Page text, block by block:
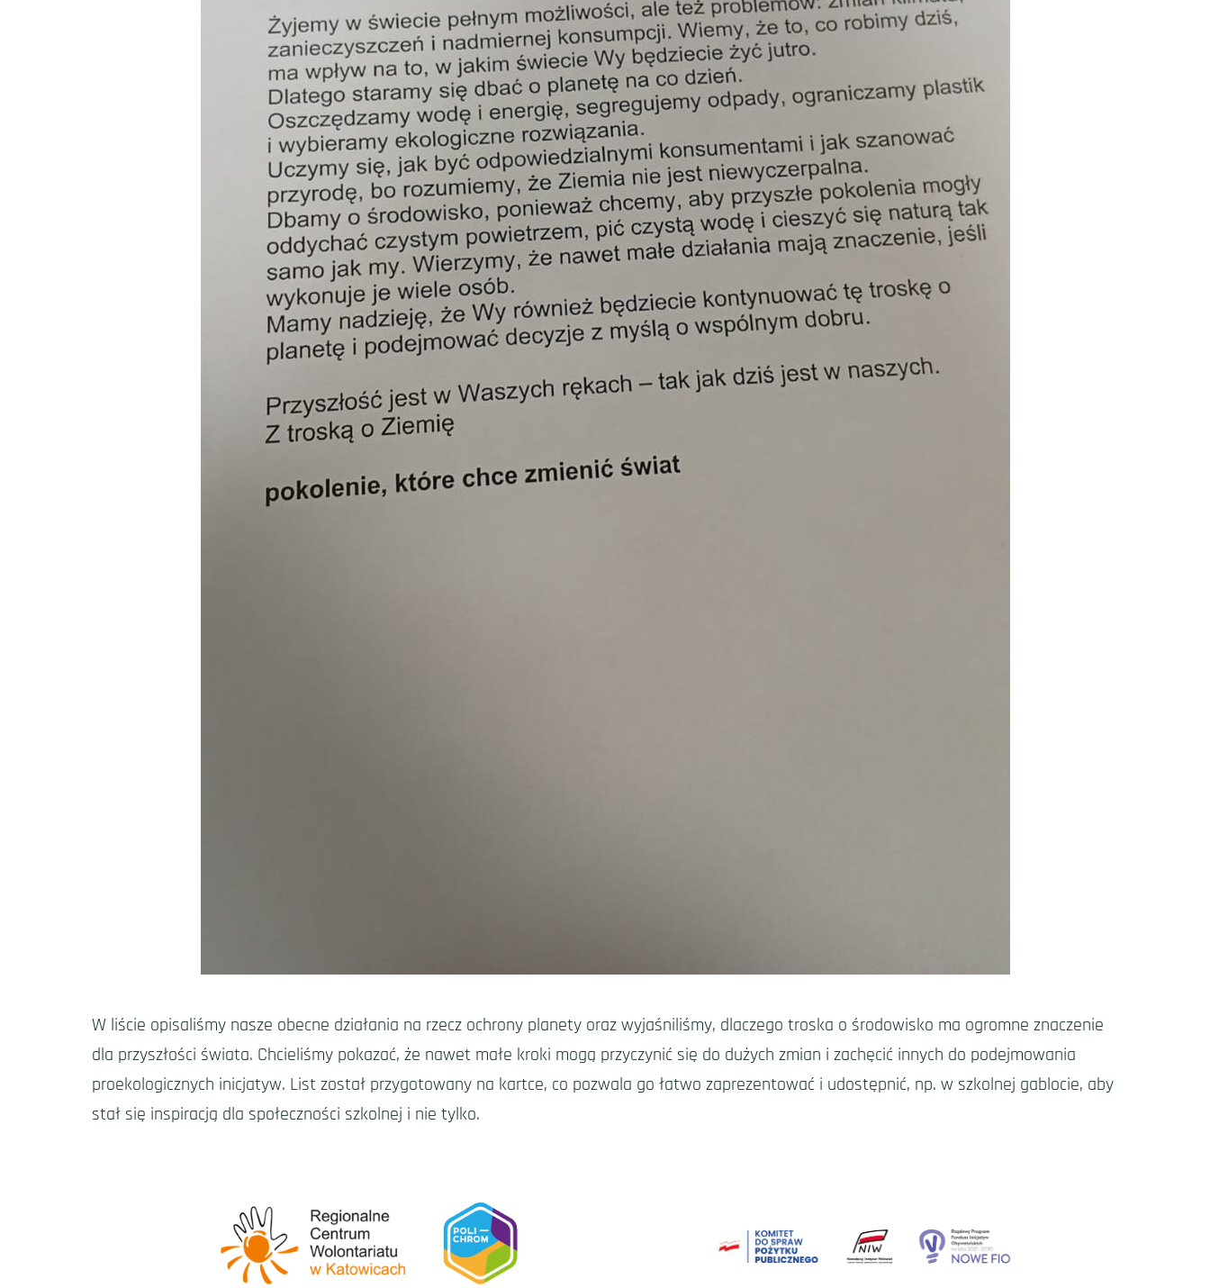
W liście opisaliśmy nasze obecne działania na rzecz ochrony planety oraz wyjaśniliśmy, dlaczego troska o środowisko ma ogromne znaczenie
dla przyszłości świata. Chcieliśmy pokazać, że nawet małe kroki mogą przyczynić się do dużych zmian i zachęcić innych do podejmowania
proekologicznych inicjatyw. List został przygotowany na kartce, co pozwala go łatwo zaprezentować i udostępnić, np. w szkolnej gablocie, aby
stał się inspiracją dla społeczności szkolnej i nie tylko.